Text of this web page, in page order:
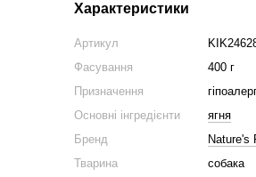
Характеристики
Артикул
Фасування
400 г
Призначення
Основні інгредієнти
ягня
Бренд
Nature's
Тварина
собака